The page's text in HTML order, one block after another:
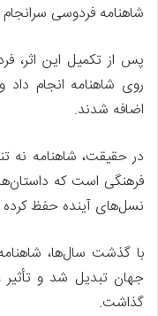
شاهنامه فردوسی سرانجام در سال ۳۸۴ هجری قمری
پس از تکمیل این اثر،
روی شاهنامه انجام
اضافه شدند.
در حقیقت، شاهنامه نه
فرهنگی است که
نسل‌های آینده حفظ
با گذشت سال‌ها،
جهان تبدیل شد و تأثیر
گذاشت.